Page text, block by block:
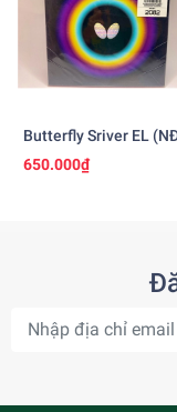
Butterfly Sriver EL
Nhật)
650.000₫